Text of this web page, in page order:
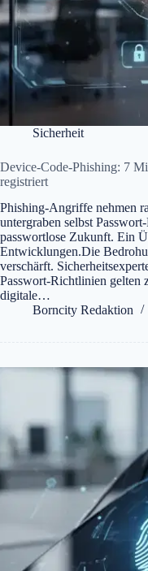
Sicherheit
Device-Code-Phishing: 7
registriert
Phishing-Angriffe nehmen
untergraben selbst
passwortlose Zukunft. Ein
Entwicklungen.Die
verschärft.
Passwort-Richtlinien gelten
digitale…
Borncity Redaktion